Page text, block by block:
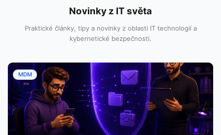
Novinky z IT světa
Praktické články, tipy a novinky z oblasti IT technologií a
kybernetické bezpečnosti.
MDM